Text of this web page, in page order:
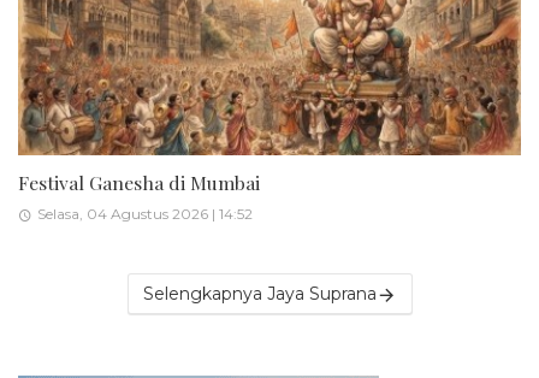
Festival Ganesha di Mumbai
Selasa, 04 Agustus 2026 | 14:52
Selengkapnya Jaya Suprana